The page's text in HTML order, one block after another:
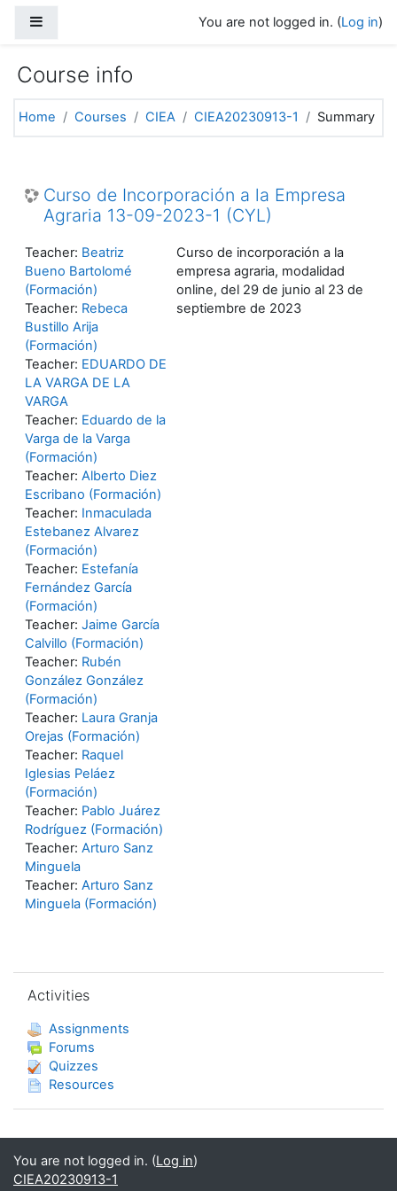
You are not logged in. (Log in)
Course info
Home Courses CIEA CIEA20230913-1 Summary
Curso de Incorporación a la Empresa
Agraria 13-09-2023-1 (CYL)
Curso de incorporación a la
empresa agraria, modalidad
online, del 29 de junio al 23 de
septiembre de 2023
Teacher: Beatriz
Bueno Bartolomé
(Formación)
Teacher: Rebeca
Bustillo Arija
(Formación)
Teacher: EDUARDO DE
LA VARGA DE LA
VARGA
Teacher: Eduardo de la
Varga de la Varga
(Formación)
Teacher: Alberto Diez
Escribano (Formación)
Teacher: Inmaculada
Estebanez Alvarez
(Formación)
Teacher: Estefanía
Fernández García
(Formación)
Teacher: Jaime García
Calvillo (Formación)
Teacher: Rubén
González González
(Formación)
Teacher: Laura Granja
Orejas (Formación)
Teacher: Raquel
Iglesias Peláez
(Formación)
Teacher: Pablo Juárez
Rodríguez (Formación)
Teacher: Arturo Sanz
Minguela
Teacher: Arturo Sanz
Minguela (Formación)
Activities
Assignments
Forums
Quizzes
Resources
You are not logged in. (Log in)
CIEA20230913-1